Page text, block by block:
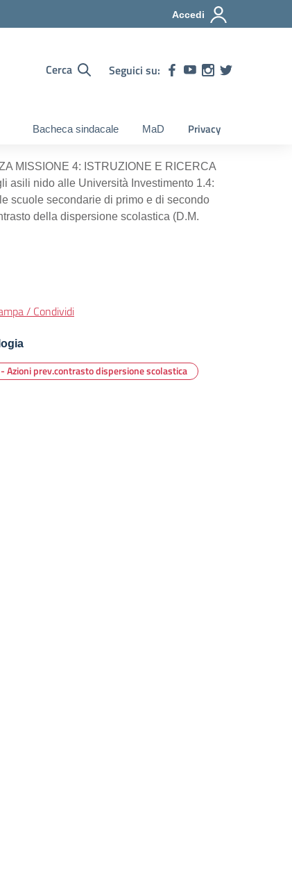
Accedi
Cerca Seguici su:
Bacheca sindacale MaD Privacy
MISSIONE 4: ISTRUZIONE E RICERCA
asili nido alle Università Investimento 1.4:
scuole secondarie di primo e di secondo
della dispersione scolastica (D.M.
/ Condividi
Azioni prev.contrasto dispersione scolastica